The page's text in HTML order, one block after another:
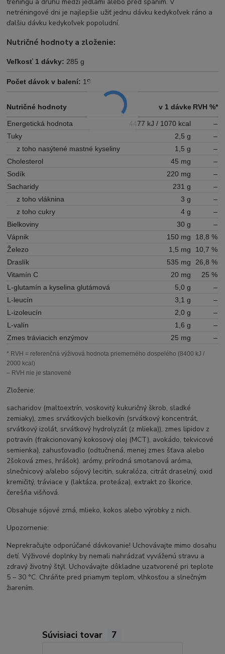
netréningové dni je najlepšie užiť jednu dávku kedykoľvek ráno a
ďalšiu dávku kedykoľvek popoludní.
Nutričné hodnoty a zloženie:
Veľkosť 1 dávky: 285 g
Počet dávok v balení: 19
Nutričné hodnoty v 1 dávke RVH %*
Energetická hodnota 4477 kJ / 1070 kcal
–
Tuky
2,5 g
–
z toho nasýtené mastné kyseliny
1,5 g
–
Cholesterol
45 mg
–
Sodík
220 mg
–
Sacharidy
231 g
–
z toho vláknina
3 g
–
z toho cukry
4 g
–
Bielkoviny
30 g
–
Vápnik
150 mg
18,8 %
Železo
1,5 mg
10,7 %
Draslík
535 mg
26,8 %
Vitamín C
20 mg
25 %
L-glutamín a kyselina glutámová
5,0 g
–
L-leucín
3,1 g
–
L-izoleucín
2,0 g
–
L-valín
1,6 g
–
Zmes tráviacich enzýmov
25 mg –
* RVH = referenčná výživová hodnota priemerného dospelého (8400 kJ /
2000 kcal)
– RVH nie je stanovené
Zloženie:
sacharidov (maltoextrín, voskovitý kukuričný škrob, sladké
zemiaky), zmes srvátkových bielkovín (srvátkový koncentrát,
srvátkový izolát, srvátkový hydrolyzát (z mlieka)), zmes lipidov z
potravín (frakcionovaný kokosový olej (MCT), avokádo, tekvicové
semienka), zahusťovadlo (odtučnená, menej zmes šťava alebo
2šoková zmes, hrášok). arómy, prírodná smotanová aróma,
slnečnicový a/alebo sójový lecitín, sukralóza, citrát draselný, oxid
kremičitý, tráviace y (laktáza, proteáza), extrakt zo škorice,
čerešňa višňová.
Obsahuje sójové zrná, mlieko, kokos alebo výrobky z nich.
Upozornenie:
Neprekračujte odporúčané dávkovanie! Uchovávajte mimo dosahu
detí. Výživové doplnky by nemali nahrádzať vyváženú stravu a
zdravý životný štýl. Uchovávajte dôkladne uzatvorené pri teplote
5 – 30 °C. Chráňte pred priamym teplom, vlhkosťou a slnečným
žiarením.
Súvisiaci tovar 7